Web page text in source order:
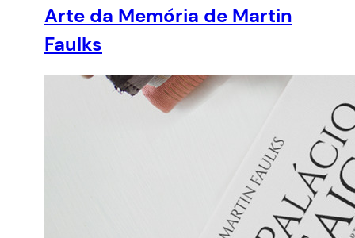
Arte da Memória de Martin
Faulks